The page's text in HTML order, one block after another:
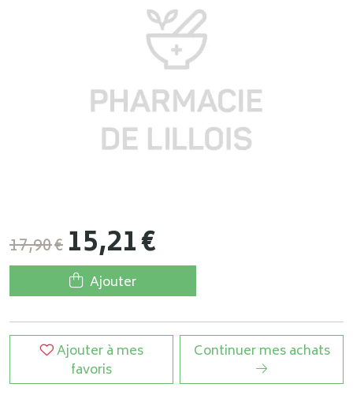
17,90€ 15,21€
Ajouter
Ajouter à mes
favoris
Continuer mes achats